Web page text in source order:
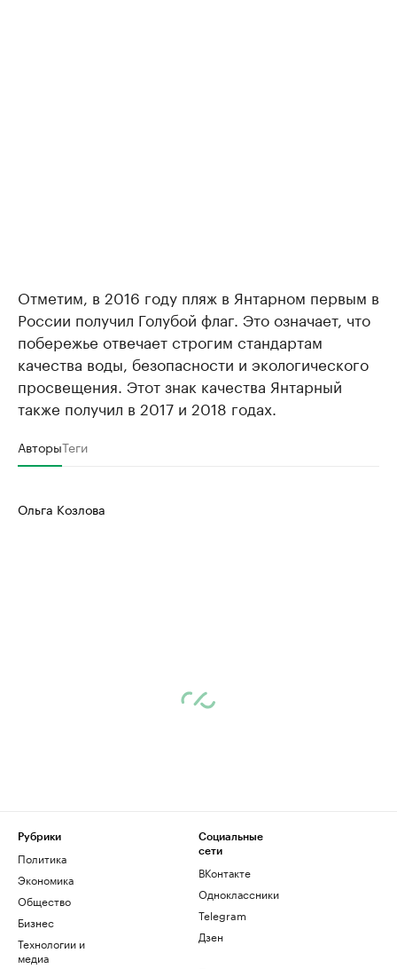
Отметим, в 2016 году пляж в Янтарном первым в
России получил Голубой флаг. Это означает, что
побережье отвечает строгим стандартам
качества воды, безопасности и экологического
просвещения. Этот знак качества Янтарный
также получил в 2017 и 2018 годах.
АвторыТеги
Ольга Козлова
Рубрики
Политика
Экономика
Общество
Бизнес
Технологии и
медиа
Социальные
сети
ВКонтакте
Одноклассники
Telegram
Дзен